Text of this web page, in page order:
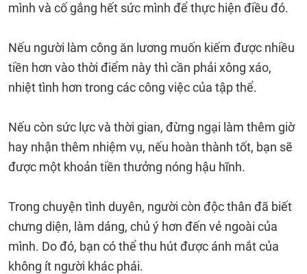
mình và cố gắng hết sức mình để thực hiện điều đó.
Nếu người làm công ăn lương muốn kiếm được nhiều
tiền hơn vào thời điểm này thì cần phải xông xáo,
nhiệt tình hơn trong các công việc của tập thể.
Nếu còn sức lực và thời gian, đừng ngại làm thêm giờ
hay nhận thêm nhiệm vụ, nếu hoàn thành tốt, bạn sẽ
được một khoản tiền thưởng nóng hậu hĩnh.
Trong chuyện tình duyên, người còn độc thân đã biết
chưng diện, làm dáng, chủ ý hơn đến vẻ ngoài của
mình. Do đó, bạn có thể thu hút được ánh mắt của
không ít người khác phái.